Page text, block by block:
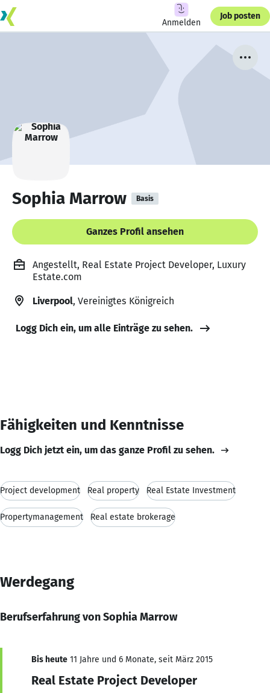
Anmelden
Job posten
Sophia Marrow Basis
Ganzes Profil ansehen
Angestellt, Real Estate Project Developer, Luxury
Estate.com
Liverpool, Vereinigtes Königreich
Logg Dich ein, um alle Einträge zu sehen.
Fähigkeiten und Kenntnisse
Logg Dich jetzt ein, um das ganze Profil zu sehen.
Project development Real property Real Estate Investment
Propertymanagement Real estate brokerage
Werdegang
Berufserfahrung von Sophia Marrow
Bis heute 11 Jahre und 6 Monate, seit März 2015
Real Estate Project Developer